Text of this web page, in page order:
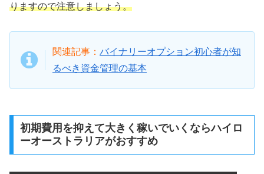
りますので注意しましょう。
関連記事： バイナリーオプション初心者が知
るべき資金管理の基本
初期費用を抑えて大きく稼いでいくならハイロ
ーオーストラリアがおすすめ